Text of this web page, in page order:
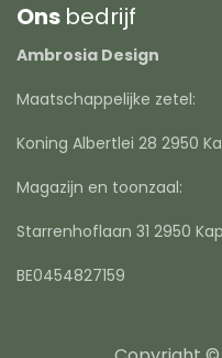
Ons bedrijf
Ambrosia Design
Maatschappelijke zetel:
Koning Albertlei 28 2950
Magazijn en toonzaal:
Starrenhoflaan 31 2950
BE0454827159